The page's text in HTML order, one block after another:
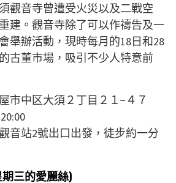
觀音寺曾遭受火災以及二戰空
建。觀音寺除了可以作禱告及一
舉辦活動，現時每月的18日和28
古董市場，吸引不少人特意前
市中区大須２丁目２１−４７
音站2號出口出發，徒步約一分
三的愛麗絲)